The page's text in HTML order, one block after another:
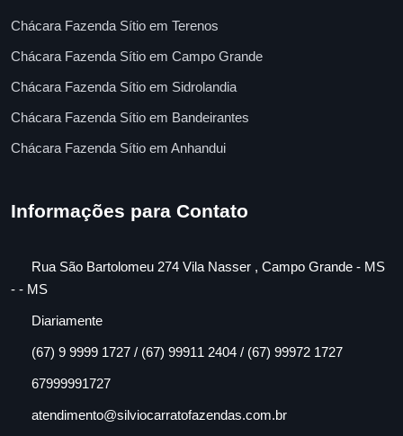
Chácara Fazenda Sítio em Terenos
Chácara Fazenda Sítio em Campo Grande
Chácara Fazenda Sítio em Sidrolandia
Chácara Fazenda Sítio em Bandeirantes
Chácara Fazenda Sítio em Anhandui
Informações para Contato
Rua São Bartolomeu 274 Vila Nasser , Campo Grande - MS
- - MS
Diariamente
(67) 9 9999 1727 / (67) 99911 2404 / (67) 99972 1727
67999991727
atendimento@silviocarratofazendas.com.br